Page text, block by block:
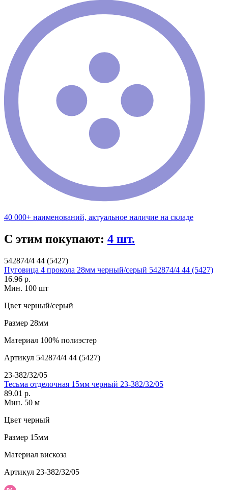
40 000+ наименований, актуальное наличие на складе
С этим покупают: 4 шт.
542874/4 44 (5427)
Пуговица 4 прокола 28мм черный/серый 542874/4 44 (5427)
16.96 р.
Мин. 100 шт
Цвет черный/серый
Размер 28мм
Материал 100% полиэстер
Артикул 542874/4 44 (5427)
23-382/32/05
Тесьма отделочная 15мм черный 23-382/32/05
89.01 р.
Мин. 50 м
Цвет черный
Размер 15мм
Материал вискоза
Артикул 23-382/32/05